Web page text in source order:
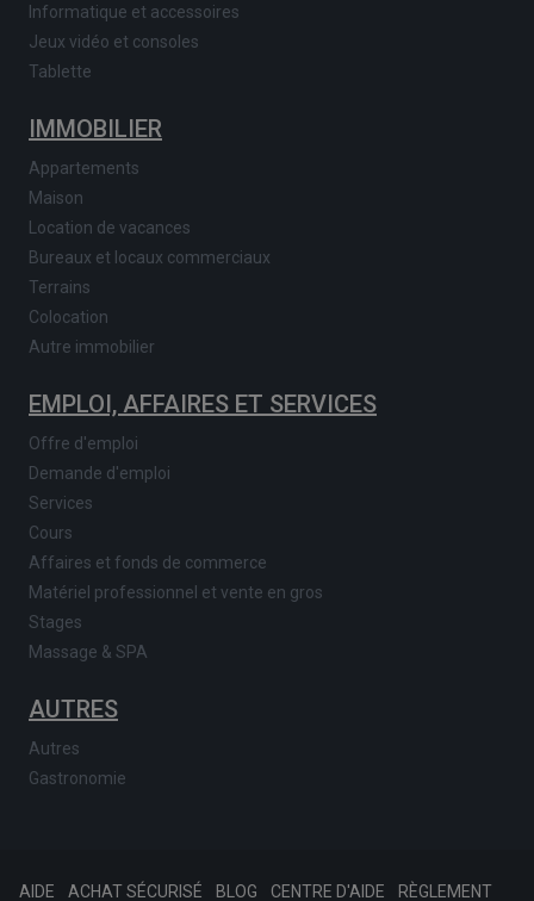
Informatique et accessoires
Jeux vidéo et consoles
Tablette
IMMOBILIER
Appartements
Maison
Location de vacances
Bureaux et locaux commerciaux
Terrains
Colocation
Autre immobilier
EMPLOI, AFFAIRES ET SERVICES
Offre d'emploi
Demande d'emploi
Services
Cours
Affaires et fonds de commerce
Matériel professionnel et vente en gros
Stages
Massage & SPA
AUTRES
Autres
Gastronomie
AIDE ACHAT SÉCURISÉ BLOG CENTRE D'AIDE RÈGLEMENT